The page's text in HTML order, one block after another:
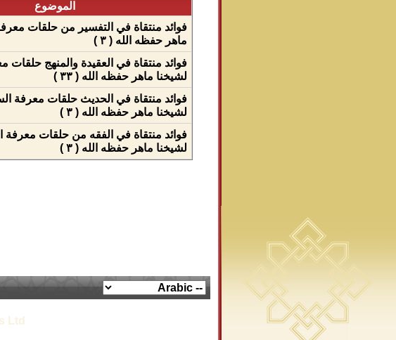
الموضوع
فوائد منتقاة في التفسير من حلقات
ماهر حفظه الله ( ٣ )
فوائد منتقاة في العقيدة والمنهج حلقات
لشيخنا ماهر حفظه الله ( ٣٣ )
فوائد منتقاة في الحديث حلقات معرفة
لشيخنا ماهر حفظه الله ( ٣ )
فوائد منتقاة في الفقه من حلقات معرفة
لشيخنا ماهر حفظه الله ( ٣ )
Ltd